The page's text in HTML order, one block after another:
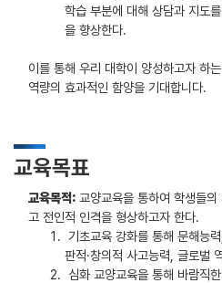
학습 부분에 대해 상담과 지도
을 향상한다.
이를 통해 우리 대학이 양성하고자 하
역량의 효과적인 함양을 기대합니다.
교육목표
교육목적: 교양교육을 통하여 학생들
고 전인적 인격을 형상하고자 한다.
기초교육 강화를 통해 문해능
판적·창의적 사고능력, 글로벌
심화 교양교육을 통해 바람직